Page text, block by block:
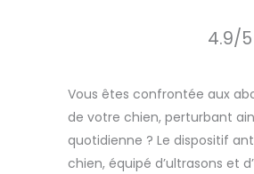
4.9/
Vous êtes confrontée aux
de votre chien, perturbant
quotidienne ? Le dispositif
chien, équipé d’ultrasons et